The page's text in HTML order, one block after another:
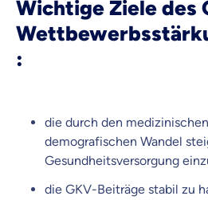
Wichtige Ziele des
:
die durch den
demografischen Wandel
Gesundheitsversorgung
die GKV-Beiträge stabil zu